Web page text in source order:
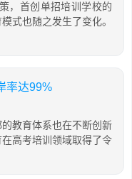
，首创单招培训学校的
式也随之发生了变化。
率达99%
教育体系也在不断创新
高考培训领域取得了令